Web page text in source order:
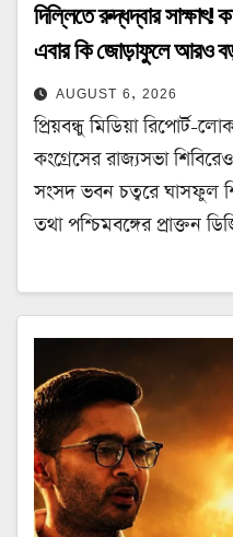
দিল্লিতে রুদ্ধদ্বার সাক্ষাৎ!
এবার কি জোড়াফুলে আরও
AUGUST 6, 2026
প্রিয়বন্ধু মিডিয়া
কংগ্রেসের রাজ্যসভা
সংসদ ভবন চত্বরে ঘাসফুল
তথা পশ্চিমবঙ্গের প্রাক্তন